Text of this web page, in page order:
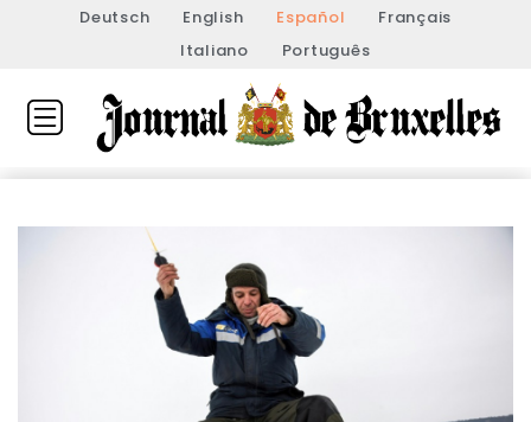
Deutsch English Español
Français
Italiano
Português